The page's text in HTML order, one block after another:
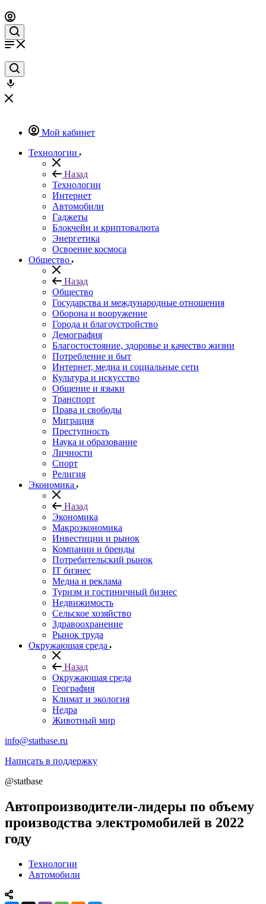
Мой кабинет
Технологии
Назад
Технологии
Интернет
Автомобили
Гаджеты
Блокчейн и криптовалюта
Энергетика
Освоение космоса
Общество
Назад
Общество
Государства и международные отношения
Оборона и вооружение
Города и благоустройство
Демография
Благостостояние, здоровье и качество жизни
Потребление и быт
Интернет, медиа и социальные сети
Культура и искусство
Общение и языки
Транспорт
Права и свободы
Миграция
Преступность
Наука и образование
Личности
Спорт
Религия
Экономика
Назад
Экономика
Макроэкономика
Инвестиции и рынок
Компании и бренды
Потребительский рынок
IT бизнес
Медиа и реклама
Туризм и гостиничный бизнес
Недвижимость
Сельское хозяйство
Здравоохранение
Рынок труда
Окружающая среда
Назад
Окружающая среда
География
Климат и экология
Недра
Животный мир
info@statbase.ru
Написать в поддержку
@statbase
Автопроизводители-лидеры по объему
производства электромобилей в 2022
году
Технологии
Автомобили